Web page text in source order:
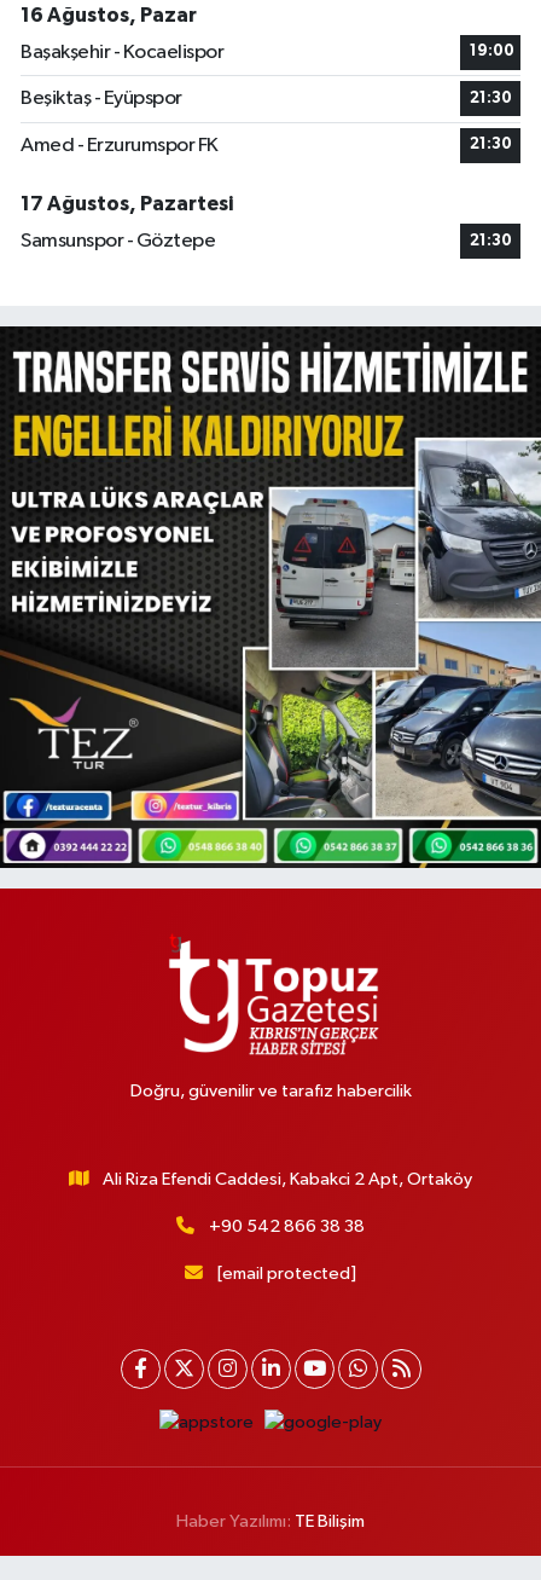
16 Ağustos, Pazar
Başakşehir - Kocaelispor
19:00
Beşiktaş - Eyüpspor 21:30
Amed - Erzurumspor FK 21:30
17 Ağustos, Pazartesi
Samsunspor - Göztepe
21:30
Doğru, güvenilir ve tarafız habercilik
Ali Riza Efendi Caddesi, Kabakci 2 Apt, Ortaköy
+90 542 866 38 38
[email protected]
Haber Yazılımı: TE Bilişim